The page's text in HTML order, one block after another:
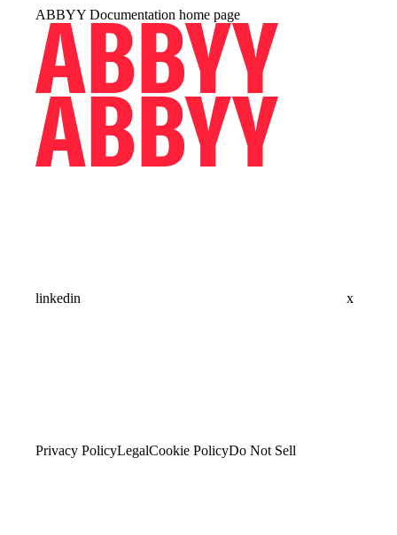
ABBYY Documentation home page
linkedin x
Privacy PolicyLegalCookie PolicyDo Not Sell